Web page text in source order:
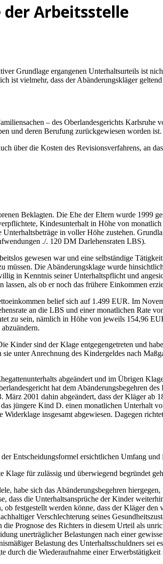
der Arbeitsstelle
Grundlage ergangenen Unterhaltsurteils ist
ist vielmehr, dass der Abänderungskläger
– des Oberlandesgerichts
und deren Berufung zurückgewiesen worden ist.
über die Kosten des Revisionsverfahrens, an
Beklagten. Die Ehe der Eltern wurde 1999
Kindesunterhalt in Höhe von
in voller Höhe zustehen.
./. 120 DM Darlehensraten LBS).
gewesen war und eine selbständige
müssen. Die Abänderungsklage wurde
in Kenntnis seiner Unterhaltspflicht und
lassen, als ob er noch das frühere Einkommen
belief sich auf 1.499 EUR. Im
an die LBS und einer monatlichen Rate
zu sein, nämlich in Höhe von jeweils 154,96
Kinder sind der Klage entgegengetreten und
unter Anrechnung des Kindergeldes nach
abgeändert und im Übrigen
hat dem Abänderungsbegehren
2001 dahin abgeändert, dass der Kläger ab
jüngere Kind D. einen monatlichen Unterhalt
insgesamt abgewiesen. Dagegen
Entscheidungsformel ersichtlichen Umfang
für zulässig und überwiegend begründet
habe sich das Abänderungsbegehren
dass die Unterhaltsansprüche der Kinder
ob festgestellt werden könne, dass der Kläger
Verschlechterung seines
die Prognose des Richters in diesem Urteil als
unerträglicher Belastungen nach einer
Belastung des Unterhaltsschuldners
die Wiederaufnahme einer